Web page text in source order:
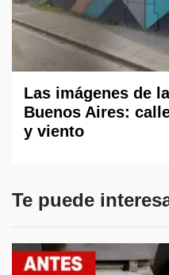
Las imágenes de
Buenos Aires:
y viento
Te puede